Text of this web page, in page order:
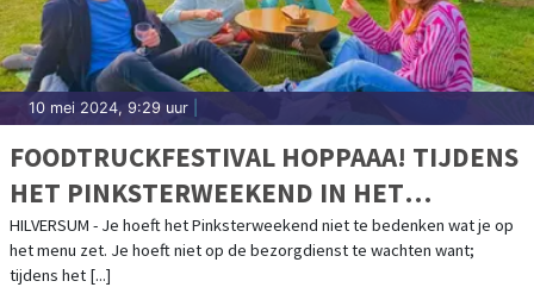
10 mei 2024, 9:29 uur
FOODTRUCKFESTIVAL HOPPAAA! TIJDENS
HET PINKSTERWEEKEND IN HET
DUDOKPARK IN HILVERSUM!
HILVERSUM - Je hoeft het Pinksterweekend niet te bedenken wat je op
het menu zet. Je hoeft niet op de bezorgdienst te wachten want;
tijdens het [...]